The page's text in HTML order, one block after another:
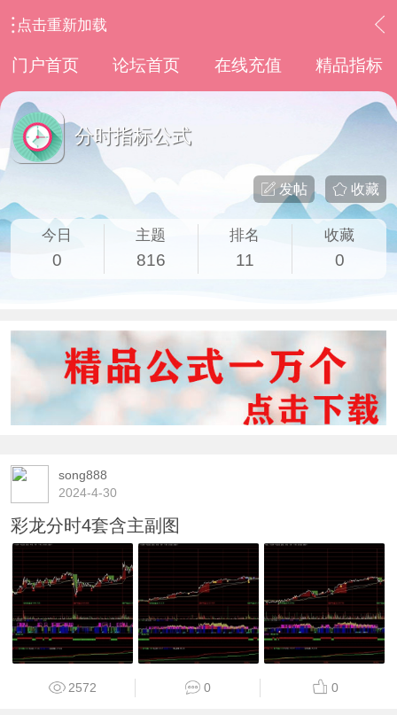
点击重新加载
门户首页 论坛首页 在线充值 精品指标
分时指标公式
收藏
发帖
今日
0
主题
816
排名
11
收藏
0
song888
2024-4-30
彩龙分时4套含主副图
2572 0 0